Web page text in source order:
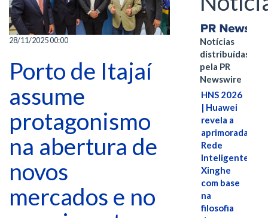
28/11/2025 00:00
Porto de Itajaí
assume
protagonismo
na abertura de
novos
mercados e no
Notícias
distribuídas
pela PR
Newswire
HNS 2026
| Huawei
revela a
aprimorada
Rede
Inteligente
Xinghe
com base
na
filosofia